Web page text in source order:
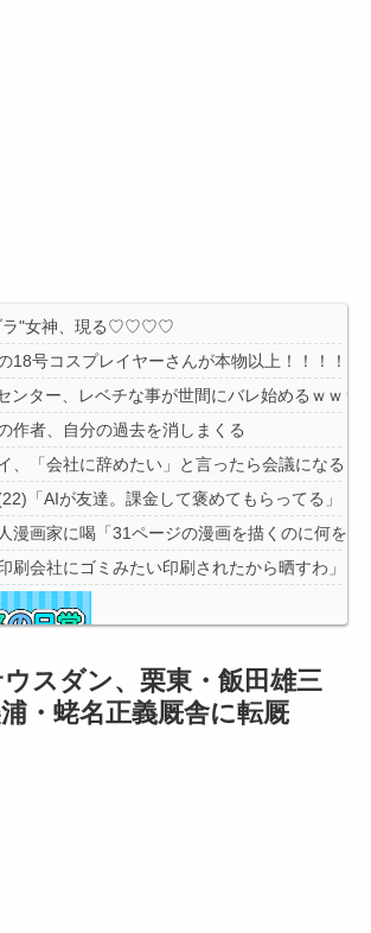
ラ"女神、現る♡♡♡♡
の18号コスプレイヤーさんが本物以上！！！！
ンター、レベチな事が世間にバレ始めるｗｗｗ
作者、自分の過去を消しまくる
、「会社に辞めたい」と言ったら会議になる・
「AIが友達。課金して褒めてもらってる」
漫画家に喝「31ページの漫画を描くのに何を
印刷会社にゴミみたい印刷されたから晒すわ」→
相互RSS
スダン、栗東・飯田雄三
・蛯名正義厩舎に転厩